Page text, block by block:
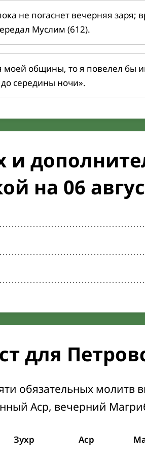
не погаснет вечерняя заря;
Муслим (612).
общины, то я повелел бы
середины ночи».
и
на 06
для
обязательных молитв
Аср, вечерний
Зухр Аср